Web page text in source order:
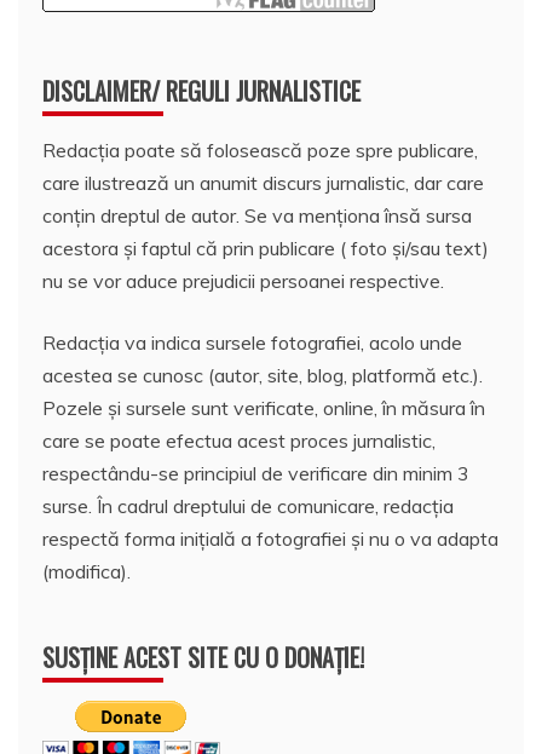
DISCLAIMER/ REGULI JURNALISTICE
Redacția poate să folosească poze spre publicare,
care ilustrează un anumit discurs jurnalistic, dar care
conțin dreptul de autor. Se va menționa însă sursa
acestora și faptul că prin publicare ( foto și/sau text)
nu se vor aduce prejudicii persoanei respective.
Redacția va indica sursele fotografiei, acolo unde
acestea se cunosc (autor, site, blog, platformă etc.).
Pozele și sursele sunt verificate, online, în măsura în
care se poate efectua acest proces jurnalistic,
respectându-se principiul de verificare din minim 3
surse. În cadrul dreptului de comunicare, redacția
respectă forma inițială a fotografiei și nu o va adapta
(modifica).
SUSȚINE ACEST SITE CU O DONAȚIE!